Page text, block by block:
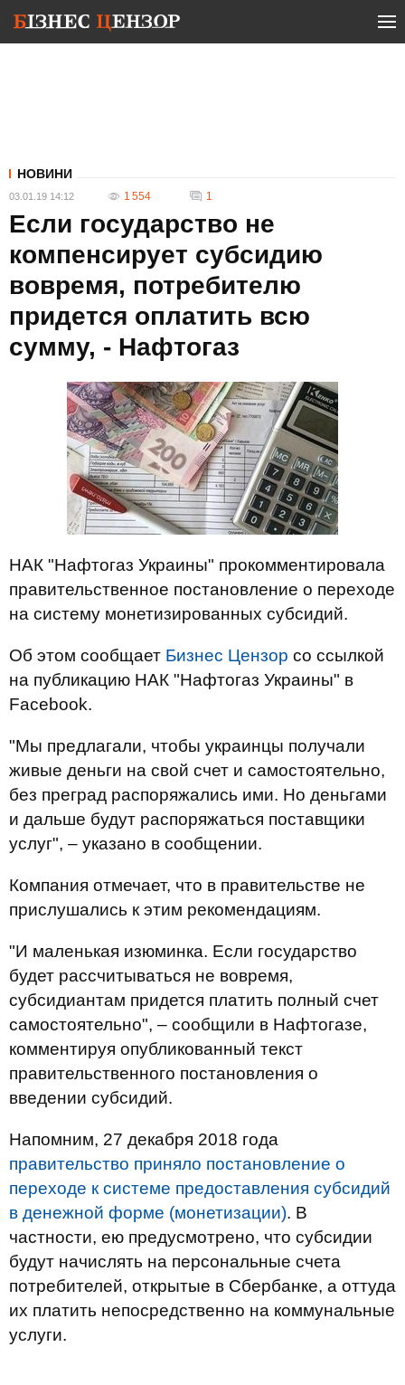
НОВИНИ
03.01.19 14:12 1 554 1
Если государство не
компенсирует субсидию
вовремя, потребителю
придется оплатить всю
сумму, - Нафтогаз
НАК "Нафтогаз Украины" прокомментировала
правительственное постановление о переходе
на систему монетизированных субсидий.
Об этом сообщает Бизнес Цензор со ссылкой
на публикацию НАК "Нафтогаз Украины" в
Facebook.
"Мы предлагали, чтобы украинцы получали
живые деньги на свой счет и самостоятельно,
без преград распоряжались ими. Но деньгами
и дальше будут распоряжаться поставщики
услуг", – указано в сообщении.
Компания отмечает, что в правительстве не
прислушались к этим рекомендациям.
"И маленькая изюминка. Если государство
будет рассчитываться не вовремя,
субсидиантам придется платить полный счет
самостоятельно", – сообщили в Нафтогазе,
комментируя опубликованный текст
правительственного постановления о
введении субсидий.
Напомним, 27 декабря 2018 года
правительство приняло постановление о
переходе к системе предоставления субсидий
в денежной форме (монетизации). В
частности, ею предусмотрено, что субсидии
будут начислять на персональные счета
потребителей, открытые в Сбербанке, а оттуда
их платить непосредственно на коммунальные
услуги.